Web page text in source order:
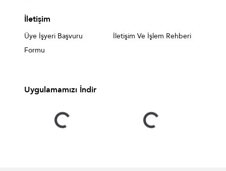
İletişim
Üye İşyeri Başvuru
Formu
İletişim Ve İşlem Rehberi
Uygulamamızı İndir